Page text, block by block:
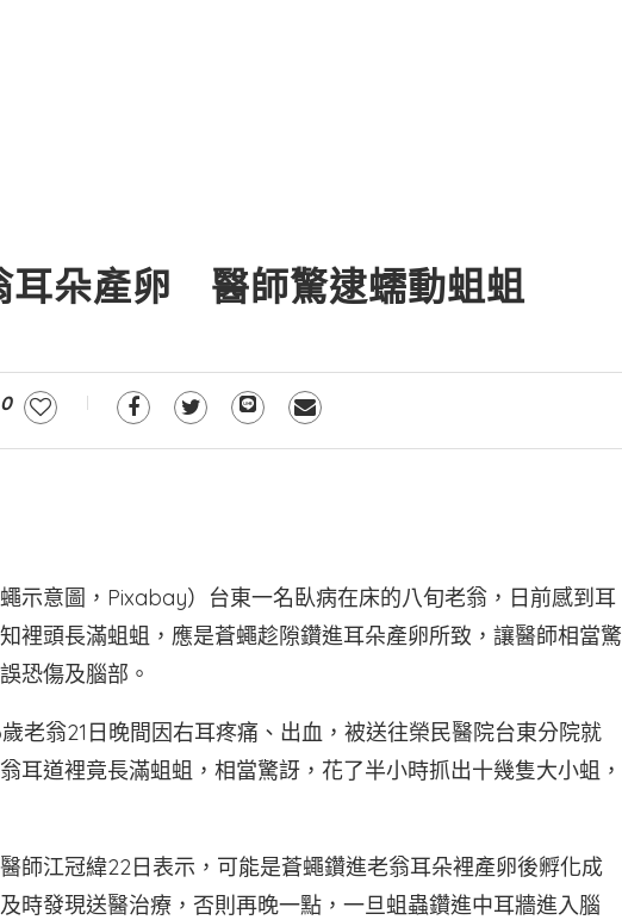
耳朵產卵 醫師驚逮蠕動蛆蛆
0
示意圖，Pixabay）台東一名臥病在床的八旬老翁，日前感到耳
裡頭長滿蛆蛆，應是蒼蠅趁隙鑽進耳朵產卵所致，讓醫師相當驚
恐傷及腦部。
老翁21日晚間因右耳疼痛、出血，被送往榮民醫院台東分院就
耳道裡竟長滿蛆蛆，相當驚訝，花了半小時抓出十幾隻大小蛆，
師江冠緯22日表示，可能是蒼蠅鑽進老翁耳朵裡產卵後孵化成
時發現送醫治療，否則再晚一點，一旦蛆蟲鑽進中耳牆進入腦